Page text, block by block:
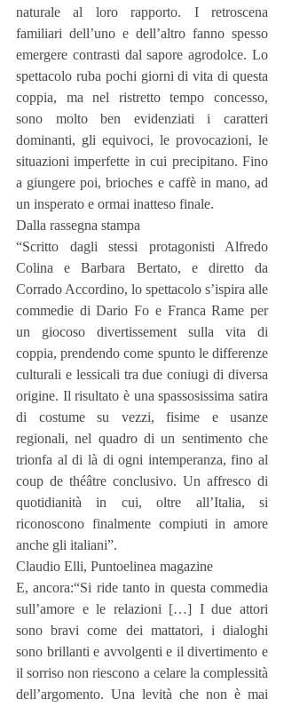
naturale al loro rapporto. I retroscena
familiari dell’uno e dell’altro fanno spesso
emergere contrasti dal sapore agrodolce. Lo
spettacolo ruba pochi giorni di vita di questa
coppia, ma nel ristretto tempo concesso,
sono molto ben evidenziati i caratteri
dominanti, gli equivoci, le provocazioni, le
situazioni imperfette in cui precipitano. Fino
a giungere poi, brioches e caffè in mano, ad
un insperato e ormai inatteso finale.
Dalla rassegna stampa
“Scritto dagli stessi protagonisti Alfredo
Colina e Barbara Bertato, e diretto da
Corrado Accordino, lo spettacolo s’ispira alle
commedie di Dario Fo e Franca Rame per
un giocoso divertissement sulla vita di
coppia, prendendo come spunto le differenze
culturali e lessicali tra due coniugi di diversa
origine. Il risultato è una spassosissima satira
di costume su vezzi, fisime e usanze
regionali, nel quadro di un sentimento che
trionfa al di là di ogni intemperanza, fino al
coup de théâtre conclusivo. Un affresco di
quotidianità in cui, oltre all’Italia, si
riconoscono finalmente compiuti in amore
anche gli italiani”.
Claudio Elli, Puntoelinea magazine
E, ancora:“Si ride tanto in questa commedia
sull’amore e le relazioni […] I due attori
sono bravi come dei mattatori, i dialoghi
sono brillanti e avvolgenti e il divertimento e
il sorriso non riescono a celare la complessità
dell’argomento. Una levità che non è mai